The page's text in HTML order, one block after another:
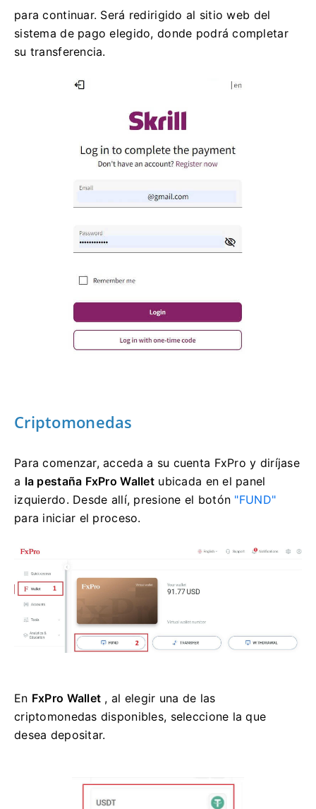
para continuar. Será redirigido al sitio web del
sistema de pago elegido, donde podrá completar
su transferencia.
Criptomonedas
Para comenzar, acceda a su cuenta FxPro y diríjase
a la pestaña FxPro Wallet ubicada en el panel
izquierdo. Desde allí, presione el botón "FUND"
para iniciar el proceso.
En FxPro Wallet , al elegir una de las
criptomonedas disponibles, seleccione la que
desea depositar.